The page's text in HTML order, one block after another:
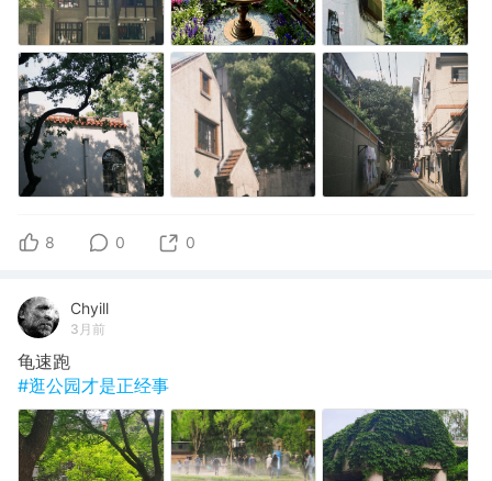
8 0 0
Chyill
3月前
龟速跑
#逛公园才是正经事